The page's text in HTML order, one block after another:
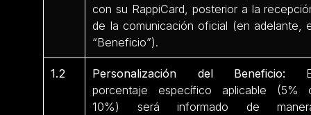
con su RappiCard, posterior a la
de la comunicación oficial (en adelante,
“Beneficio”).
1.2 Personalización del Beneficio:
porcentaje específico aplicable (5%
10%) será informado de